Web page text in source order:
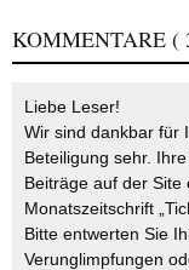
KOMMENTARE (
Liebe Leser!
Wir sind dankbar für
Beteiligung sehr.
Beiträge auf der
Monatszeitschrift
Bitte entwerten Sie
Verunglimpfungen